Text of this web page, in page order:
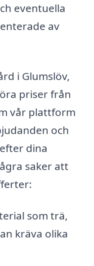
eventuella
av
i Glumslöv,
priser från
vår plattform
och
dina
saker att
som trä,
kräva olika